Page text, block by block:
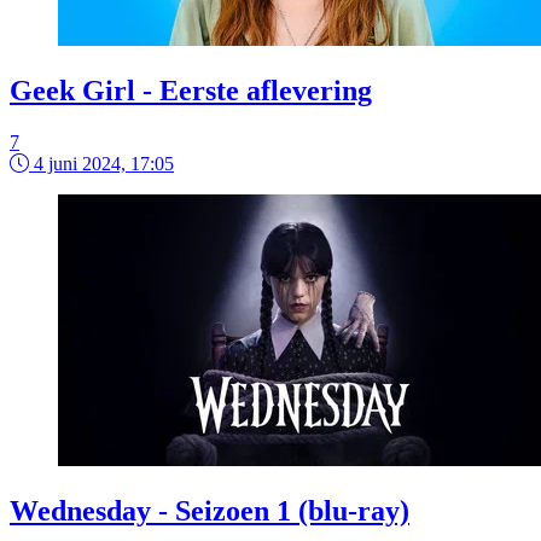
Geek Girl - Eerste aflevering
7
4 juni 2024, 17:05
Wednesday - Seizoen 1 (blu-ray)